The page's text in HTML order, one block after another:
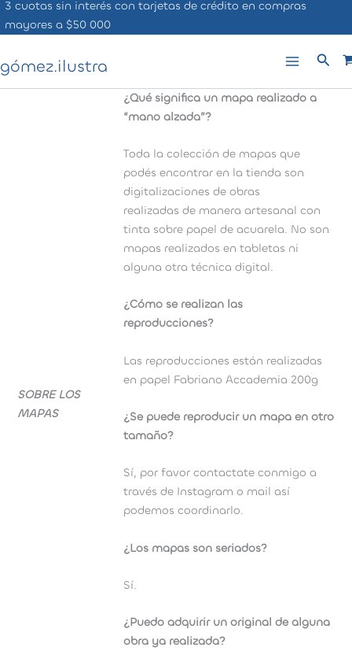
Ir
al
3 cuotas sin interés con tarjetas de crédito en compras
mayores a $50 000
gómez.ilustra
SOBRE LOS
MAPAS
¿Qué significa un mapa realizado a
“mano alzada”?
Toda la colección de mapas que
podés encontrar en la tienda son
digitalizaciones de obras
realizadas de manera artesanal con
tinta sobre papel de acuarela. No son
mapas realizados en tabletas ni
alguna otra técnica digital.
¿Cómo se realizan las
reproducciones?
Las reproducciones están realizadas
en papel Fabriano Accademia 200g
¿Se puede reproducir un mapa en otro
tamaño?
Sí, por favor contactate conmigo a
través de Instagram o mail así
podemos coordinarlo.
¿Los mapas son seriados?
Sí.
¿Puedo adquirir un original de alguna
obra ya realizada?